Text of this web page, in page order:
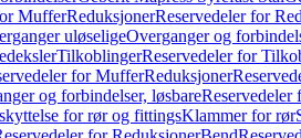
MufferReduksjonerReservedeler for
uløseligeOverganger og
TilkoblingerReservedeler for
for MufferReduksjoner
og forbindelser, løsbareReservedeler
for rør og fittingsKlammer for rør